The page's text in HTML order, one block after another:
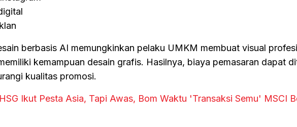
berbasis AI memungkinkan pelaku UMKM membuat visual
kemampuan desain grafis. Hasilnya, biaya pemasaran dapat
kualitas promosi.
Ikut Pesta Asia, Tapi Awas, Bom Waktu 'Transaksi Semu' MSCI